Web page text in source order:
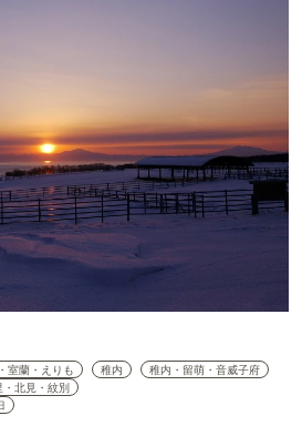
室蘭・えりも 稚内
稚内・留萌・音威子府
北見・紋別